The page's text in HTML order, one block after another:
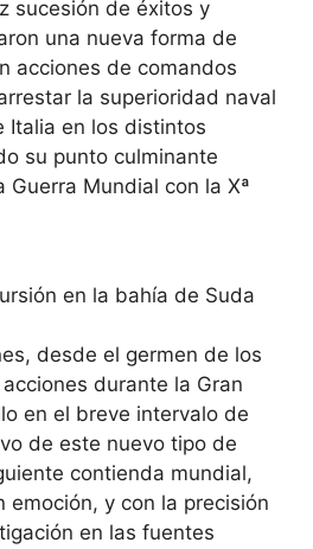
sucesión de éxitos y
una nueva forma de
acciones de comandos
la superioridad naval
Italia en los distintos
su punto culminante
Guerra Mundial con la Xª
en la bahía de Suda
desde el germen de los
durante la Gran
en el breve intervalo de
de este nuevo tipo de
contienda mundial,
emoción, y con la precisión
en las fuentes